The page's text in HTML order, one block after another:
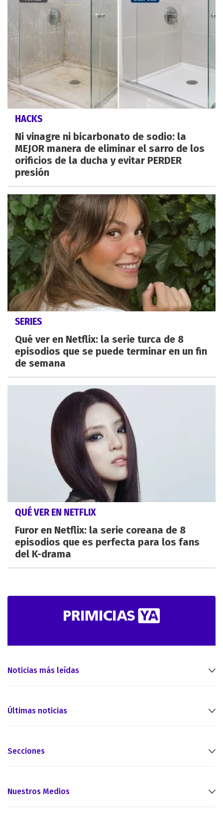
HACKS
Ni vinagre ni bicarbonato de sodio: la
MEJOR manera de eliminar el sarro de los
orificios de la ducha y evitar PERDER
presión
SERIES
Qué ver en Netflix: la serie turca de 8
episodios que se puede terminar en un fin
de semana
QUÉ VER EN NETFLIX
Furor en Netflix: la serie coreana de 8
episodios que es perfecta para los fans
del K-drama
Noticias más leídas
Últimas noticias
Secciones
Nuestros Medios